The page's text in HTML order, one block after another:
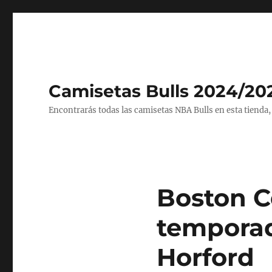
Camisetas Bulls 2024/
Encontrarás todas las camisetas NBA Bulls en esta
Boston
Horford